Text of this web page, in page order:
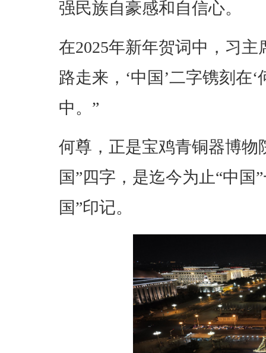
强民族自豪感和自信心。
在2025年新年贺词中，习
路走来，‘中国’二字镌刻在
中。”
何尊，正是宝鸡青铜器博物
国”四字，是迄今为止“中国
国”印记。